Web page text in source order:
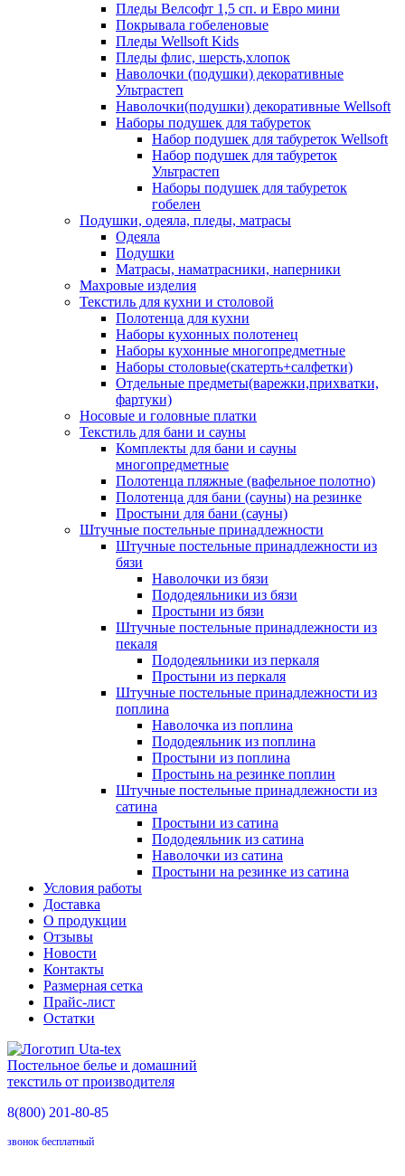
Пледы Велсофт 1,5 сп. и Евро мини
Покрывала гобеленовые
Пледы Wellsoft Kids
Пледы флис, шерсть,хлопок
Наволочки (подушки) декоративные
Ультрастеп
Наволочки(подушки) декоративные Wellsoft
Наборы подушек для табуреток
Набор подушек для табуреток Wellsoft
Набор подушек для табуреток
Ультрастеп
Наборы подушек для табуреток
гобелен
Подушки, одеяла, пледы, матрасы
Одеяла
Подушки
Матрасы, наматрасники, наперники
Махровые изделия
Текстиль для кухни и столовой
Полотенца для кухни
Наборы кухонных полотенец
Наборы кухонные многопредметные
Наборы столовые(скатерть+салфетки)
Отдельные предметы(варежки,прихватки,
фартуки)
Носовые и головные платки
Текстиль для бани и сауны
Комплекты для бани и сауны
многопредметные
Полотенца пляжные (вафельное полотно)
Полотенца для бани (сауны) на резинке
Простыни для бани (сауны)
Штучные постельные принадлежности
Штучные постельные принадлежности из
бязи
Наволочки из бязи
Пододеяльники из бязи
Простыни из бязи
Штучные постельные принадлежности из
пекаля
Пододеяльники из перкаля
Простыни из перкаля
Штучные постельные принадлежности из
поплина
Наволочка из поплина
Пододеяльник из поплина
Простыни из поплина
Простынь на резинке поплин
Штучные постельные принадлежности из
сатина
Простыни из сатина
Пододеяльник из сатина
Наволочки из сатина
Простыни на резинке из сатина
Условия работы
Доставка
О продукции
Отзывы
Новости
Контакты
Размерная сетка
Прайс-лист
Остатки
Постельное белье и домашний
текстиль от производителя
8(800) 201-80-85
звонок бесплатный